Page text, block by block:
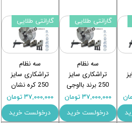
سه نظام
تراشکاری سایز
250 برند بااوجی
۳۷,۰۰۰,۰۰۰ تومان
درخولست خرید
گارانتی طلایی
سه نظام
تراشکاری سایز
250 کره نشان
۳۷,۰۰۰,۰۰۰ تومان
درخولست خرید
گارانتی طلایی